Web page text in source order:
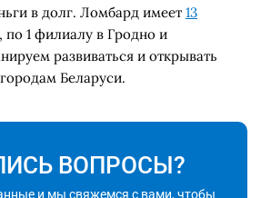
в долг. Ломбард имеет 13
, по 1 филиалу в Гродно и
развиваться и открывать
Беларуси.
ВОПРОСЫ?
и мы свяжемся с вами, чтобы